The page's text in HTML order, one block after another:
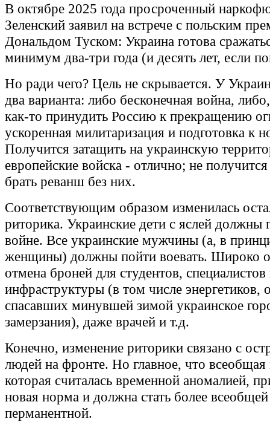
В октябре 2025 года просроченный
Зеленский заявил на встрече с польским
Дональдом Туском: Украина готова
минимум два-три года (и десять лет, если
Но ради чего? Цель не скрывается. У
два варианта: либо бесконечная война,
как-то принудить Россию к прекращению
ускоренная милитаризация и подготовка к
Получится затащить на украинскую
европейские войска - отлично; не
брать реванш без них.
Соответствующим образом изменилась
риторика. Украинские дети с яслей должны
войне. Все украинские мужчины (а, в
женщины) должны пойти воевать. Широко
отмена броней для студентов,
инфраструктуры (в том числе энергетиков,
спасавших минувшей зимой украинское
замерзания), даже врачей и т.д.
Конечно, изменение риторики связано с
людей на фронте. Но главное, что
которая считалась временной аномалией,
новая норма и должна стать более
перманентной.